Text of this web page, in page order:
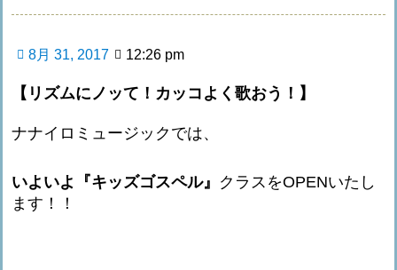
8月 31, 2017 12:26 pm
【リズムにノッて！カッコよく歌おう！】
ナナイロミュージックでは、
いよいよ『キッズゴスペル』 クラスをOPENいたし
ます！！